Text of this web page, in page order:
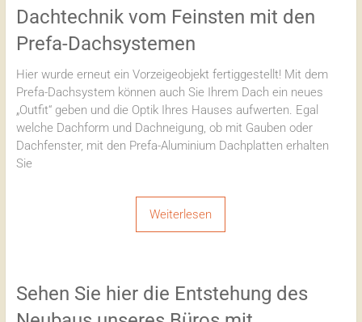
Dachtechnik vom Feinsten mit den
Prefa-Dachsystemen
Hier wurde erneut ein Vorzeigeobjekt fertiggestellt! Mit dem
Prefa-Dachsystem können auch Sie Ihrem Dach ein neues
„Outfit“ geben und die Optik Ihres Hauses aufwerten. Egal
welche Dachform und Dachneigung, ob mit Gauben oder
Dachfenster, mit den Prefa-Aluminium Dachplatten erhalten
Sie
Weiterlesen
Sehen Sie hier die Entstehung des